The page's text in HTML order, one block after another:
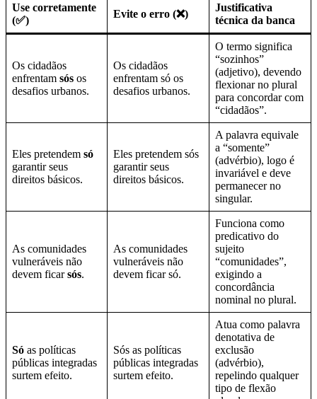
Use corretamente
(✅)
Evite o erro (❌)
Justificativa
técnica da banca
Os cidadãos
enfrentam sós os
desafios urbanos.
Os cidadãos
enfrentam só os
desafios urbanos.
O termo significa
“sozinhos”
(adjetivo), devendo
flexionar no plural
para concordar com
“cidadãos”.
Eles pretendem só
garantir seus
direitos básicos.
Eles pretendem sós
garantir seus
direitos básicos.
A palavra equivale
a “somente”
(advérbio), logo é
invariável e deve
permanecer no
singular.
As comunidades
vulneráveis não
devem ficarsós.
As comunidades
vulneráveis não
devem ficar só.
Funciona como
predicativo do
sujeito
“comunidades”,
exigindo a
concordância
nominal no plural.
Só as políticas
públicas integradas
surtem efeito.
Sós as políticas
públicas integradas
surtem efeito.
Atua como palavra
denotativa de
exclusão
(advérbio),
repelindo qualquer
tipo de flexão